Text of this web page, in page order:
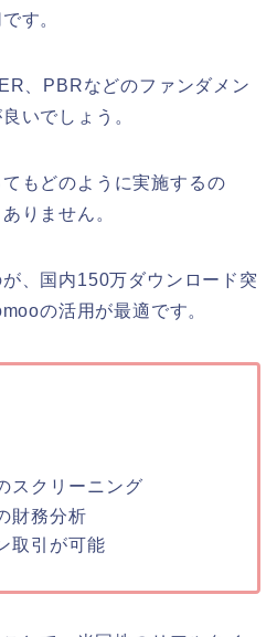
す。
、PBRなどのファンダメン
いでしょう。
もどのように実施するの
りません。
、国内150万ダウンロード突
の活用が最適です。
スクリーニング
財務分析
取引が可能